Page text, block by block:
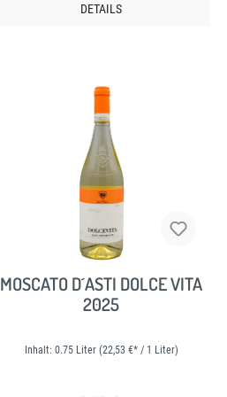
DETAILS
MOSCATO D´ASTI DOLCE VITA
2025
Inhalt: 0.75 Liter (22,53 €* / 1 Liter)